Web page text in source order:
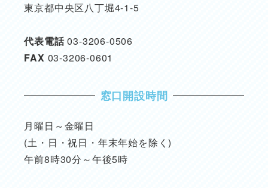
東京都中央区八丁堀4-1-5
代表電話03-3206-0506
FAX 03-3206-0601
窓口開設時間
月曜日～金曜日
(土・日・祝日・年末年始を除く)
午前8時30分～午後5時